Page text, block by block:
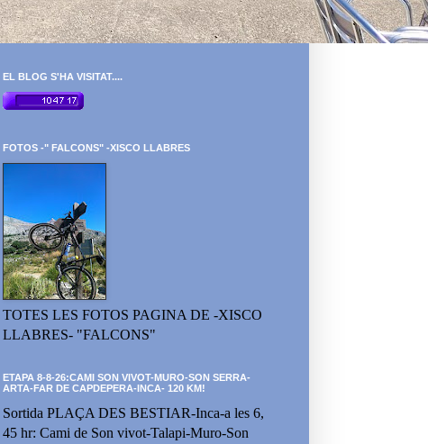
EL BLOG S'HA VISITAT....
FOTOS -" FALCONS" -XISCO LLABRES
TOTES LES FOTOS PAGINA DE -XISCO
LLABRES- "FALCONS"
ETAPA 8-8-26:CAMI SON VIVOT-MURO-SON SERRA-
ARTA-FAR DE CAPDEPERA-INCA- 120 KM!
Sortida PLAÇA DES BESTIAR-Inca-a les 6,
45 hr: Cami de Son vivot-Talapi-Muro-Son